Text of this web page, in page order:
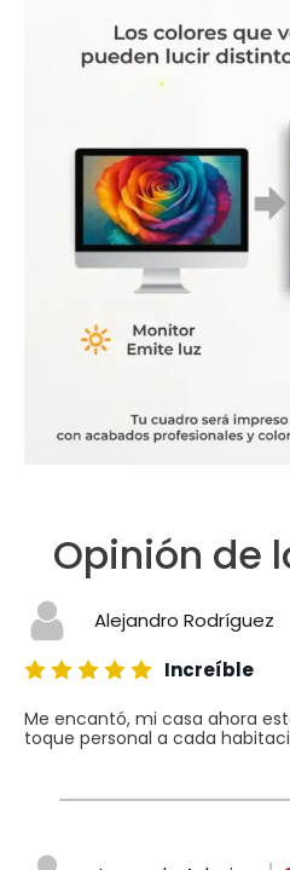
Opinión de
Alejandro Rodríguez
Increíble
Me encantó, mi casa ahora
toque personal a cada